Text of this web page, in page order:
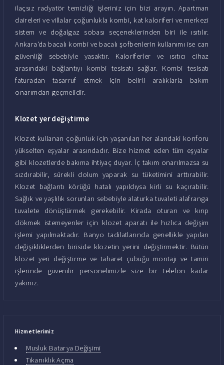
ilaçsız radyatör temizliği işleriniz için bizi arayın. Apartman
daireleri ve villalar çoğunlukla kombi, kat kaloriferi ve merkezi
sistem ve doğalgaz sobası seçeneklerinden biri ile ısıtılır.
Ankara'da bacalı kombi ve bacalı şofbenlerin kullanımı ise can
güvenliği sebebiyle yasaktır. Kaloriferler ve ısıtıcı cihaz
arasındaki bağlantıyı kombi tesisatı sağlar. Kombi tesisatı
faturadan tasarruf etmek için belirli aralıklarla bakım
onarımdan geçmelidir.
Klozet yer değiştirme
Klozet kullanan çoğunluk için yaşanılan her alandaki konforu
yükselten eşyalar arasındadır. Bize hizmet eden tüm eşyalar
gibi klozetlerde bakıma ihtiyaç duyar. İç takım onarılmazsa su
sızdırabilir, sürekli dolum yaparak su tüketimini arttırabilir.
Klozet bağlantı körüğü hatalı yapıldıysa kirli su kaçırabilir.
Sağlık ve yaşlılık sorunları sebebiyle alaturka tuvaleti alafranga
tuvalete dönüştürmek gerekebilir. Kirada oturan ve kırıp
dökmek istemeyenler için klozet aparatı ile hızlıca değişim
işlemi yapılmaktadır. Banyo tadilatlarında genellikle yapılan
değişikliklerden biriside klozetin yerini değiştirmektir. Bütün
klozet yeri değiştirme ve taharet çubuğu montajı ve tamiri
işlerinde güvenilir personelimizle size bir telefon kadar
yakınız.
Hizmetlerimiz
Musluk Batarya Değişimi
Tıkanıklık Açma